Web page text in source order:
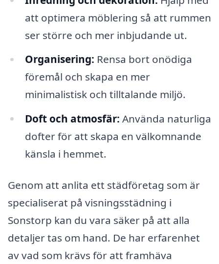
att optimera möblering så att rummen
ser större och mer inbjudande ut.
Organisering: Rensa bort onödiga
föremål och skapa en mer
minimalistisk och tilltalande miljö.
Doft och atmosfär: Använda naturliga
dofter för att skapa en välkomnande
känsla i hemmet.
Genom att anlita ett städföretag som är
specialiserat på visningsstädning i
Sonstorp kan du vara säker på att alla
detaljer tas om hand. De har erfarenhet
av vad som krävs för att framhäva